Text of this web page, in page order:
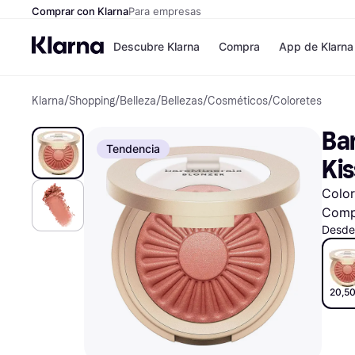
Comprar con KlarnaPara empresas
Descubre Klarna
Formas de pago
Paga ahora
Paga en 3 plazos
Paga en 30 días
Financiación
Klarna en Apple
Compra
Tiendas
Zalando Prive
Zara
JD Sports
Directorio de
App de Klarna
Klarna/Shopping/Belleza/Bellezas/Cosméticos/Coloretes
Tendencia